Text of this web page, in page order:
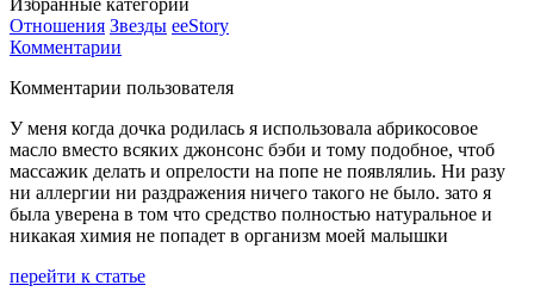
Отношения Звезды ееStory
Комментарии
Комментарии пользователя
У меня когда дочка родилась я использовала абрикосовое
масло вместо всяких джонсонс бэби и тому подобное, чтоб
массажик делать и опрелости на попе не появлялиь. Ни разу
ни аллергии ни раздражения ничего такого не было. зато я
была уверена в том что средство полностью натуральное и
никакая химия не попадет в организм моей малышки
перейти к статье